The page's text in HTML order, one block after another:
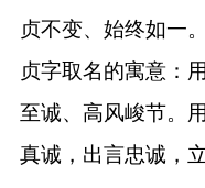
贞不变、始终如一
贞字取名的寓意：
至诚、高风峻节。
真诚，出言忠诚，